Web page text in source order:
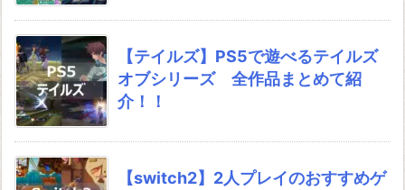
【テイルズ】PS5で遊べるテイルズ
オブシリーズ 全作品まとめて紹
介！！
【switch2】2人プレイのおすすめゲ